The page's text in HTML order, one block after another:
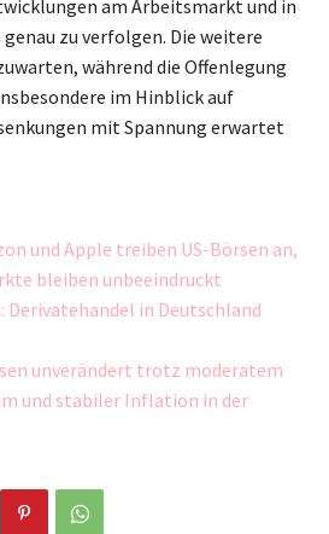
am Arbeitsmarkt und in
zu verfolgen. Die weitere
während die Offenlegung
im Hinblick auf
mit Spannung erwartet
und Apple treiben US-Börsen an,
bleiben unbeeindruckt
Derivatehandel in Deutschland
unverändert trotz moderatem
und stabiler Inflation in der